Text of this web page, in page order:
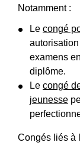
Notamment :
Le congé
examens
diplôme.
Le congé
jeunesse
Congés liés à